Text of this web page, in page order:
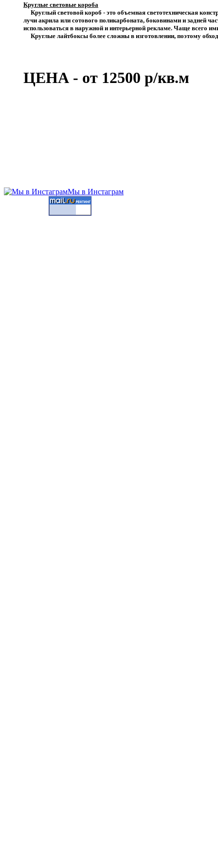
Круглые световые короба
Круглый световой короб - это объемная светотехническая
лучи акрила или сотового поликарбоната, боковинами и задней
использоваться в наружной и интерьерной рекламе. Чаще всего
Круглые лайтбоксы более сложны в изготовлении, поэтому
ЦЕНА - от 12500 р/кв.м
Мы в Инстаграм